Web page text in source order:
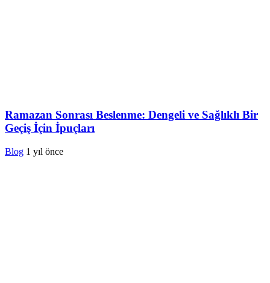
Ramazan Sonrası Beslenme: Dengeli ve Sağlıklı Bir
Geçiş İçin İpuçları
Blog 1 yıl önce